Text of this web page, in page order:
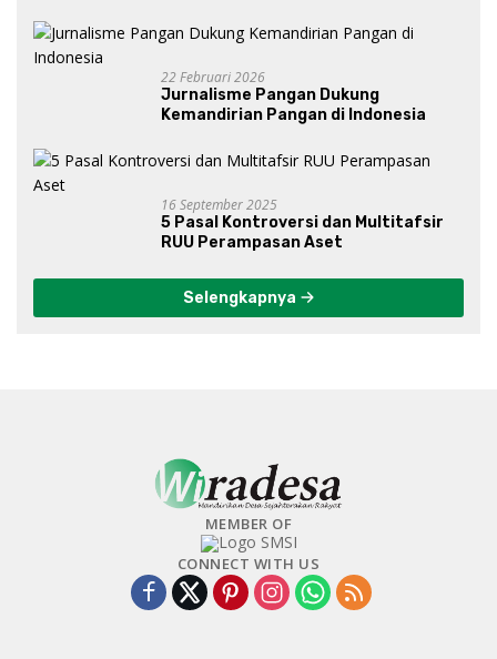
Gibran?
22 Februari 2026
Jurnalisme Pangan Dukung
Kemandirian Pangan di Indonesia
16 September 2025
5 Pasal Kontroversi dan Multitafsir
RUU Perampasan Aset
Selengkapnya
MEMBER OF
CONNECT WITH US